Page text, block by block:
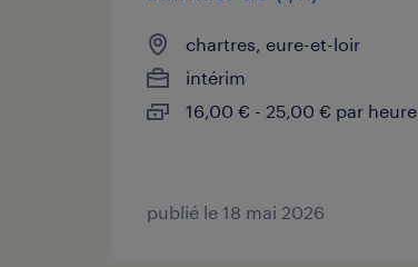
chartres, eure-et-loir
intérim
16,00 € - 25,00 € par heure
publié le 18 mai 2026